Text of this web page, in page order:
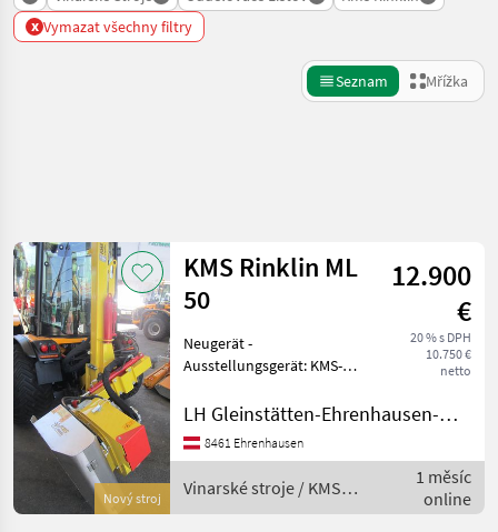
x Vymazat všechny filtry
Seznam Mřížka
Kategorie 4 Země Filtry
AKTUÁLNÍ
CESTA
poľnohospodárska
technika
Vinarske
Stroje
Oddelovace
Listov
Obnovit
Zobrazit
výsledků
Nový stroj
KMS Rinklin ML
50
12.900
€
20 % s DPH
10.750 €
netto
Neugerät -
Ausstellungsgerät: KMS-
Hydraulischer Hubmast,
Drehvorrichtung,
Seitenverschub,
Edelstahlwalze mit
LH Gleinstätten-Ehrenhausen-Wies reg. Gen.m.b.H. - Ehrenhausen
8461 Ehrenhausen
Vinarské stroje / KMS
Rinklin
1 měsíc
online